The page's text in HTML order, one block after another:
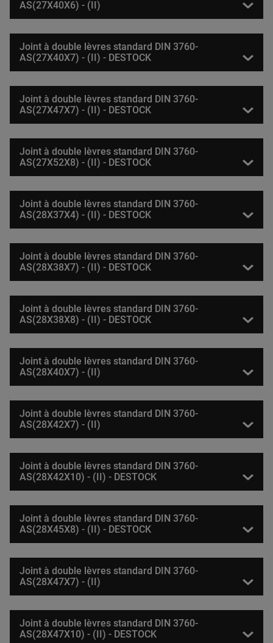
AS(27X40X6) - (II)
Joint à double lèvres standard DIN 3760-
AS(27X40X7) - (II) - DESTOCK
Joint à double lèvres standard DIN 3760-
AS(27X47X7) - (II) - DESTOCK
Joint à double lèvres standard DIN 3760-
AS(27X52X8) - (II) - DESTOCK
Joint à double lèvres standard DIN 3760-
AS(28X37X4) - (II) - DESTOCK
Joint à double lèvres standard DIN 3760-
AS(28X38X7) - (II) - DESTOCK
Joint à double lèvres standard DIN 3760-
AS(28X38X8) - (II) - DESTOCK
Joint à double lèvres standard DIN 3760-
AS(28X40X7) - (II)
Joint à double lèvres standard DIN 3760-
AS(28X42X7) - (II)
Joint à double lèvres standard DIN 3760-
AS(28X42X10) - (II) - DESTOCK
Joint à double lèvres standard DIN 3760-
AS(28X45X8) - (II) - DESTOCK
Joint à double lèvres standard DIN 3760-
AS(28X47X7) - (II)
Joint à double lèvres standard DIN 3760-
AS(28X47X10) - (II) - DESTOCK